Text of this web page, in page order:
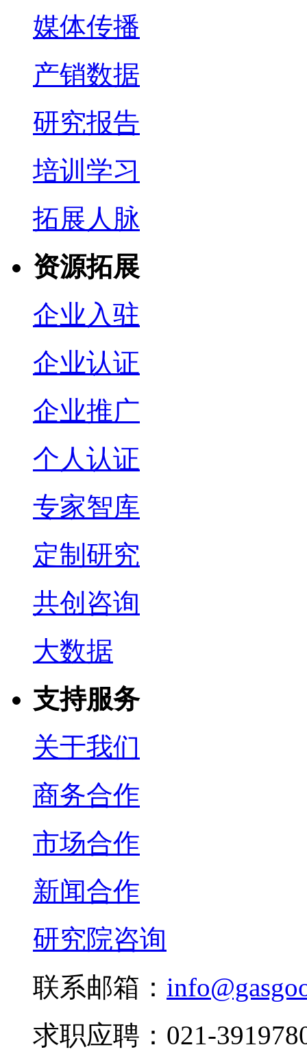
媒体传播
产销数据
研究报告
培训学习
拓展人脉
资源拓展
企业入驻
企业认证
企业推广
个人认证
专家智库
定制研究
共创咨询
大数据
支持服务
关于我们
商务合作
市场合作
新闻合作
研究院咨询
联系邮箱：
求职应聘：021-